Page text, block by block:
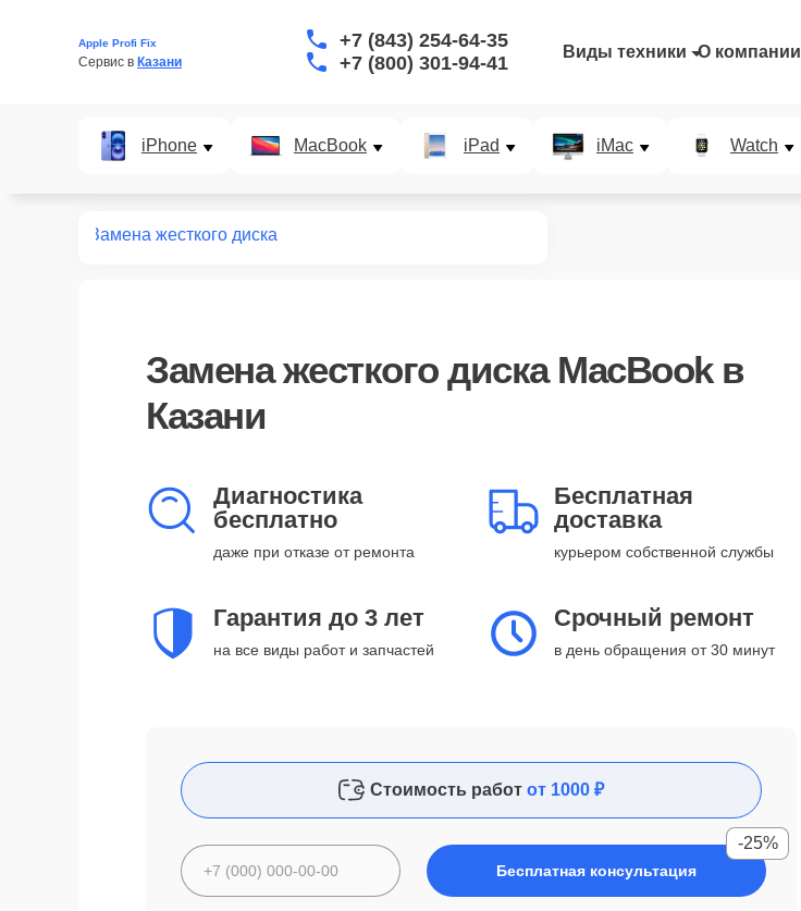
Apple Profi Fix
Сервис в Казани
+7 (843) 254-64-35
+7 (800) 301-94-41
Виды техники О компании
iPhone MacBook iPad iMac Watch
Замена жесткого диска
Замена жесткого диска MacBook в
Казани
Диагностика
бесплатно
даже при отказе от ремонта
Бесплатная
доставка
курьером собственной службы
Гарантия до 3 лет
на все виды работ и запчастей
Срочный ремонт
в день обращения от 30 минут
Стоимость работ от 1000 ₽
Бесплатная консультация
-25%